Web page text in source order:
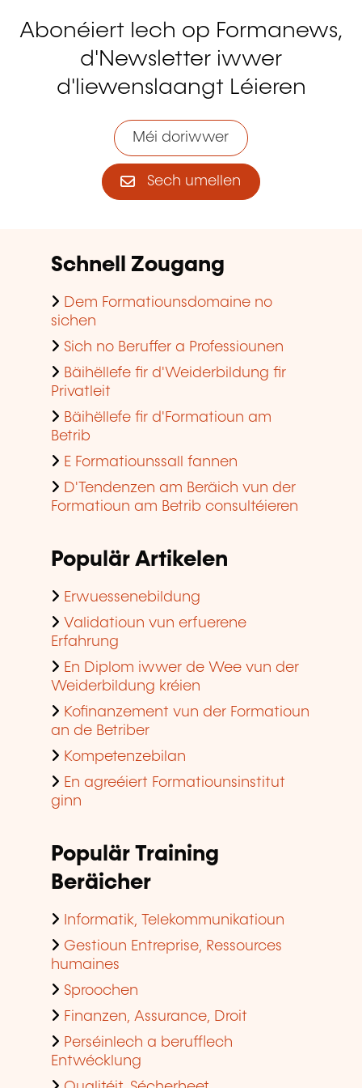
Abonéiert Iech op Formanews,
d'Newsletter iwwer
d'liewenslaangt Léieren
Méi doriwwer
Sech umellen
Schnell Zougang
Dem Formatiounsdomaine no
sichen
Sich no Beruffer a Professiounen
Bäihëllefe fir d'Weiderbildung fir
Privatleit
Bäihëllefe fir d'Formatioun am
Betrib
E Formatiounssall fannen
D'Tendenzen am Beräich vun der
Formatioun am Betrib consultéieren
Populär Artikelen
Erwuessenebildung
Validatioun vun erfuerene
Erfahrung
En Diplom iwwer de Wee vun der
Weiderbildung kréien
Kofinanzement vun der Formatioun
an de Betriber
Kompetenzebilan
En agreéiert Formatiounsinstitut
ginn
Populär Training
Beräicher
Informatik, Telekommunikatioun
Gestioun Entreprise, Ressources
humaines
Sproochen
Finanzen, Assurance, Droit
Perséinlech a berufflech
Entwécklung